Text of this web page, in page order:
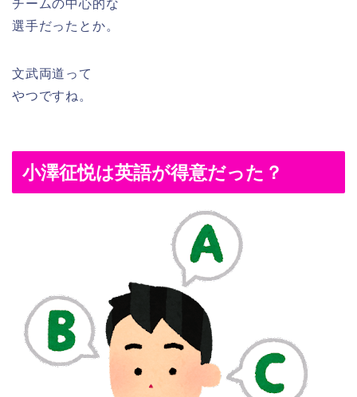
チームの中心的な
選手だったとか。
文武両道って
やつですね。
小澤征悦は英語が得意だった？